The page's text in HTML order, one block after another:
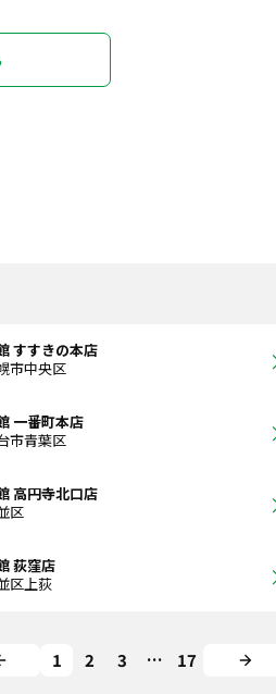
すすきの本店
市中央区
一番町本店
市青葉区
高円寺北口店
区
荻窪店
区上荻
1 2 3 … 17